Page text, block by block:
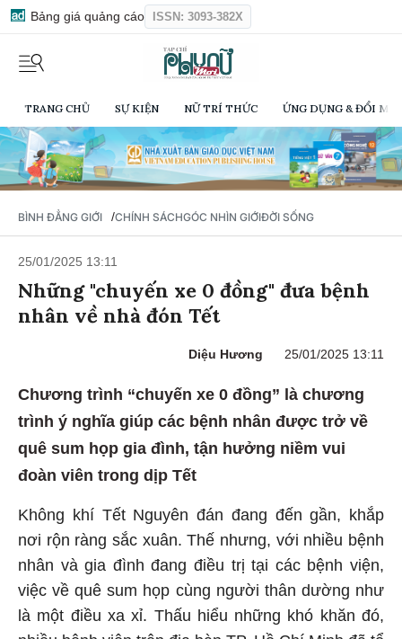
Bảng giá quảng cáo ISSN: 3093-382X
TRANG CHỦ SỰ KIỆN NỮ TRÍ THỨC ỨNG DỤNG & ĐỔI
BÌNH ĐẲNG GIỚI /CHÍNH SÁCHGÓC NHÌN GIỚIĐỜI SỐNG
25/01/2025 13:11
Những "chuyến xe 0 đồng" đưa bệnh
nhân về nhà đón Tết
Diệu Hương 25/01/2025 13:11
Chương trình “chuyến xe 0 đồng” là chương
trình ý nghĩa giúp các bệnh nhân được trở về
quê sum họp gia đình, tận hưởng niềm vui
đoàn viên trong dịp Tết
Không khí Tết Nguyên đán đang đến gần, khắp
nơi rộn ràng sắc xuân. Thế nhưng, với nhiều bệnh
nhân và gia đình đang điều trị tại các bệnh viện,
việc về quê sum họp cùng người thân dường như
là một điều xa xỉ. Thấu hiểu những khó khăn đó,